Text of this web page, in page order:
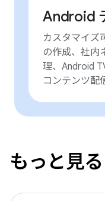
Android
カスタマイズ
の作成、社内
理、Android
コンテンツ配
もっと見る